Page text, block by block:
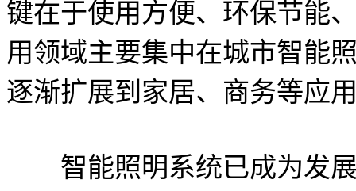
键在于使用方便、环保节能
用领域主要集中在城市智能
逐渐扩展到家居、商务等应
智能照明系统已成为发展